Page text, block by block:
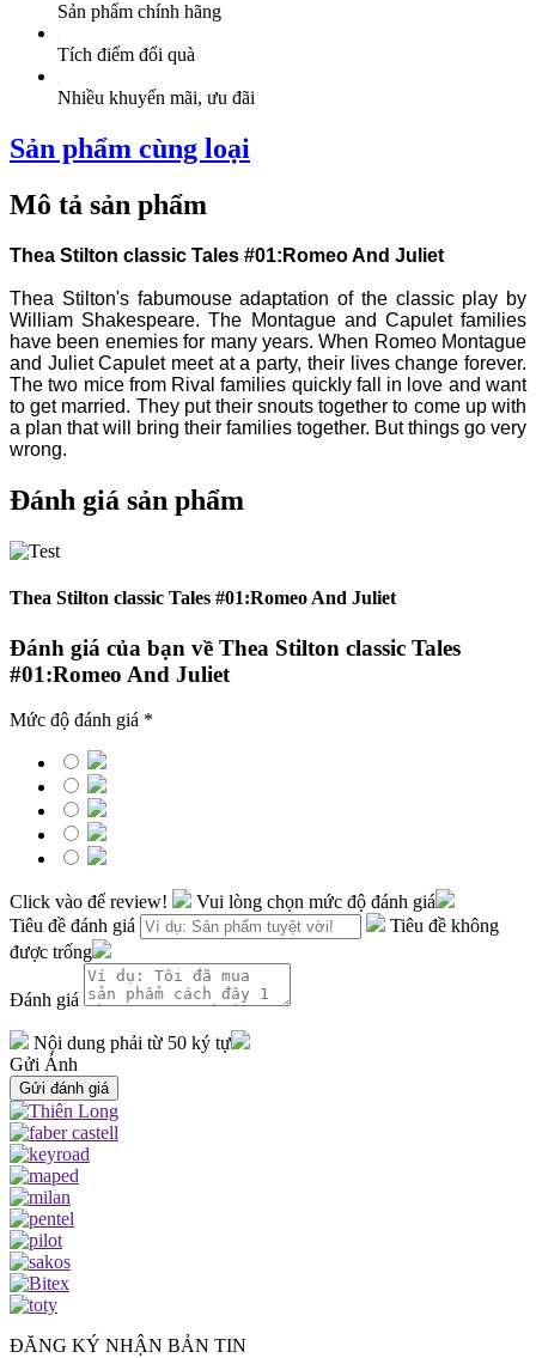
Sản phẩm chính hãng
Tích điểm đổi quà
Nhiều khuyến mãi, ưu đãi
Sản phẩm cùng loại
Mô tả sản phẩm
Thea Stilton classic Tales #01:Romeo And Juliet
Thea Stilton's fabumouse adaptation of the classic play by
William Shakespeare. The Montague and Capulet families
have been enemies for many years. When Romeo Montague
and Juliet Capulet meet at a party, their lives change forever.
The two mice from Rival families quickly fall in love and want
to get married. They put their snouts together to come up with
a plan that will bring their families together. But things go very
wrong.
Đánh giá sản phẩm
Thea Stilton classic Tales #01:Romeo And Juliet
Đánh giá của bạn về Thea Stilton classic Tales
#01:Romeo And Juliet
Mức độ đánh giá *
Click vào để review!
Vui lòng chọn mức độ đánh giá
Tiêu đề đánh giá
Tiêu đề không
được trống
Đánh giá
Nội dung phải từ 50 ký tự
Gửi Ảnh
Gửi đánh giá
ĐĂNG KÝ NHẬN BẢN TIN